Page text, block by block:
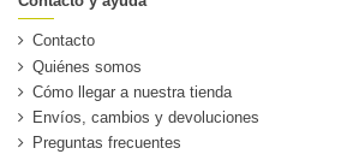
Contacto
Quiénes somos
Cómo llegar a nuestra tienda
Envíos, cambios y devoluciones
Preguntas frecuentes